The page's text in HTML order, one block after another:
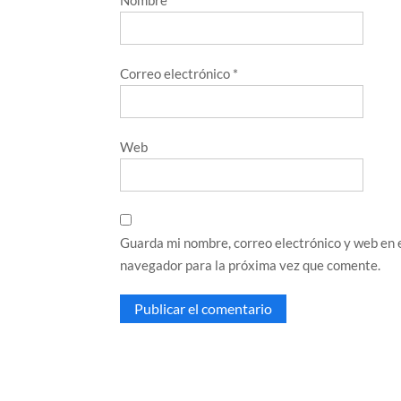
Correo electrónico *
Web
Guarda mi nombre, correo electrónico y web en
navegador para la próxima vez que comente.